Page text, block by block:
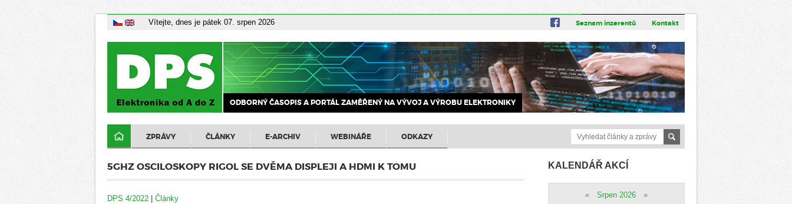
Vítejte, dnes je pátek 07. srpen 2026 Seznam inzerentů Kontakt
ODBORNÝ ČASOPIS A PORTÁL ZAMĚŘENÝ NA VÝVOJ A VÝROBU ELEKTRONIKY
ZPRÁVY ČLÁNKY E-ARCHIV WEBINÁŘE ODKAZY
5GHZ OSCILOSKOPY RIGOL SE DVĚMA DISPLEJI A HDMI K TOMU
DPS 4/2022 | Články
KALENDÁŘ AKCÍ
« Srpen 2026 »